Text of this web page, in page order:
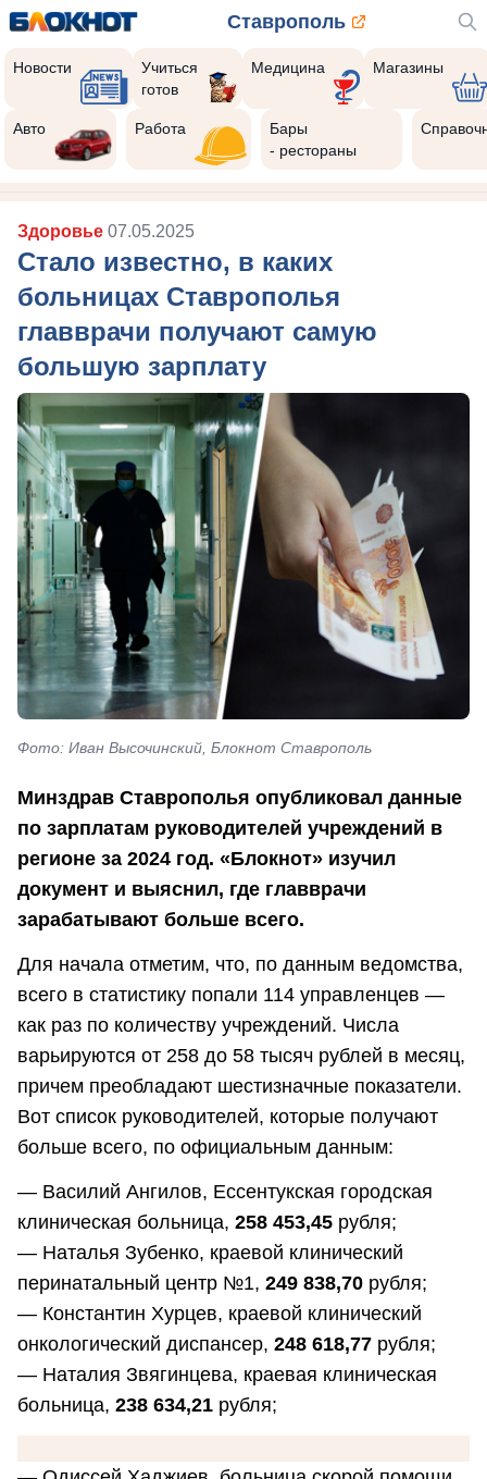
Ставрополь
Новости
Учиться
готов
Медицина Магазины
Авто Работа
Бары
- рестораны
Здоровье 07.05.2025
Стало известно, в каких
больницах Ставрополья
главврачи получают самую
большую зарплату
Фото: Иван Высочинский, Блокнот Ставрополь
Минздрав Ставрополья опубликовал данные
по зарплатам руководителей учреждений в
регионе за 2024 год. «Блокнот» изучил
документ и выяснил, где главврачи
зарабатывают больше всего.
Для начала отметим, что, по данным ведомства,
всего в статистику попали 114 управленцев —
как раз по количеству учреждений. Числа
варьируются от 258 до 58 тысяч рублей в месяц,
причем преобладают шестизначные показатели.
Вот список руководителей, которые получают
больше всего, по официальным данным:
— Василий Ангилов, Ессентукская городская
клиническая больница, 258 453,45 рубля;
— Наталья Зубенко, краевой клинический
перинатальный центр №1, 249 838,70 рубля;
— Константин Хурцев, краевой клинический
онкологический диспансер, 248 618,77 рубля;
— Наталия Звягинцева, краевая клиническая
больница, 238 634,21 рубля;